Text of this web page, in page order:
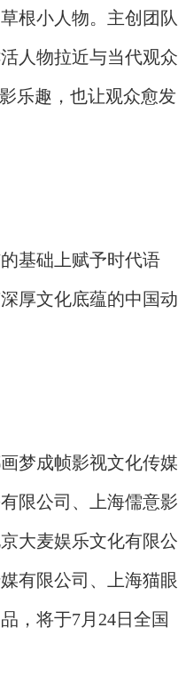
根小人物。主创团队
人物拉近与当代观众
乐趣，也让观众愈发
基础上赋予时代语
厚文化底蕴的中国动
梦成帧影视文化传媒
限公司、上海儒意影
大麦娱乐文化有限公
有限公司、上海猫眼
，将于7月24日全国